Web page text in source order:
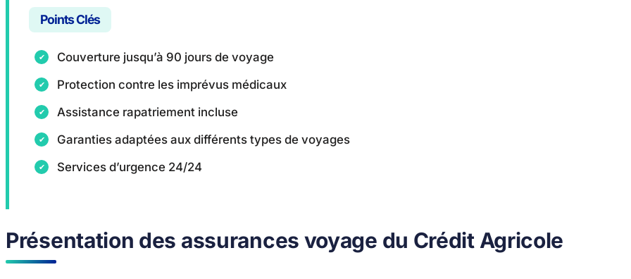
Points Clés
Couverture jusqu’à 90 jours de voyage
Protection contre les imprévus médicaux
Assistance rapatriement incluse
Garanties adaptées aux différents types de voyages
Services d’urgence 24/24
Présentation des assurances voyage du Crédit Agricole